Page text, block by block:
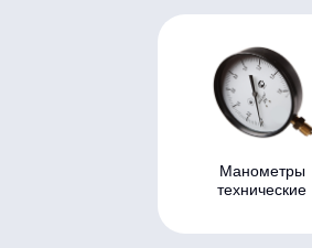
Манометры
технические